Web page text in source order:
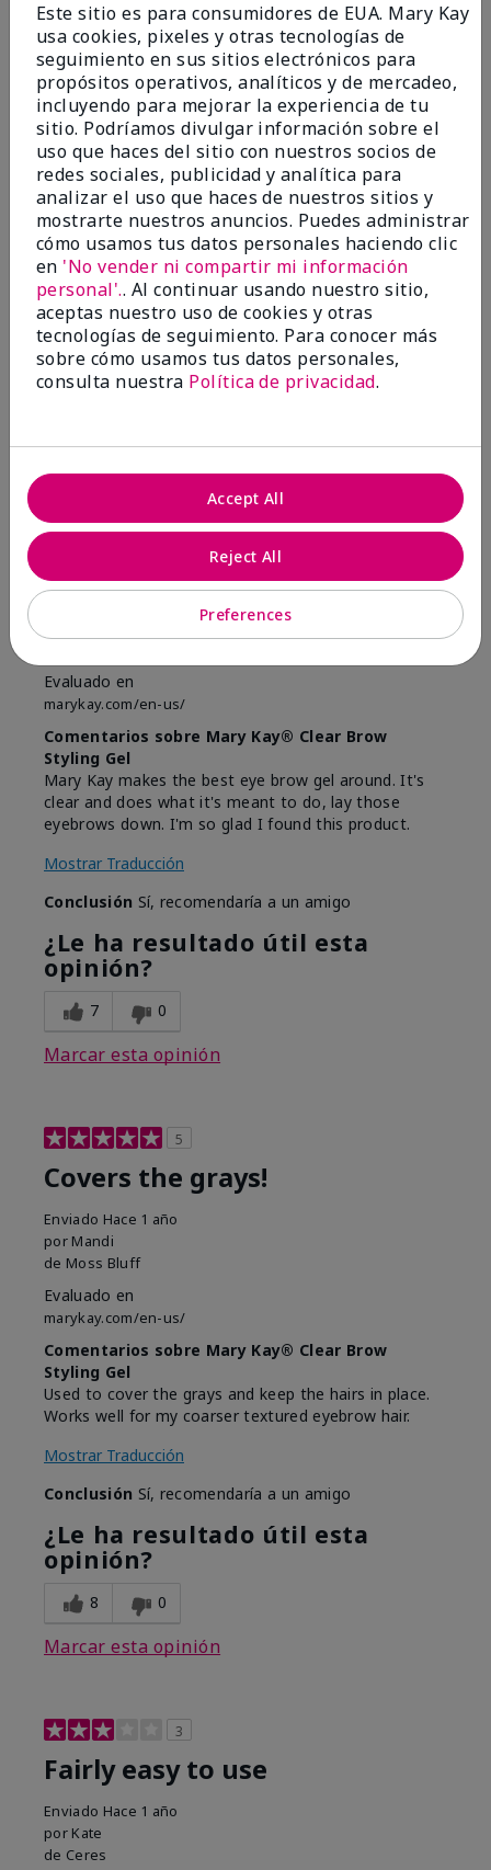
Evaluado en
marykay.com/en-us/
Comentarios sobre Mary Kay® Clear Brow
Styling Gel
The eyebrow gel is okay but it comes in a very small
size, I generally use a different brand and will
probably go back to that in the future.
Mostrar Traducción
ConclusiónNo, no recomendaría a un amigo
¿Le ha resultado útil esta
opinión?
8 0
Brow Gel
porTrace
Evaluado en
marykay.com/en-us/
Comentarios sobre Mary Kay® Clear Brow
Styling Gel
Mary Kay makes the best eye brow gel around. It's
clear and does what it's meant to do, lay those
eyebrows down. I'm so glad I found this product.
Mostrar Traducción
Conclusión Sí, recomendaría a un amigo
¿Le ha resultado útil esta
opinión?
7 0
Marcar esta opinión
5
Covers the grays!
Enviado Hace 1 año
por Mandi
de Moss Bluff
Evaluado en
marykay.com/en-us/
Comentarios sobre Mary Kay® Clear Brow
Styling Gel
Used to cover the grays and keep the hairs in place.
Works well for my coarser textured eyebrow hair.
Mostrar Traducción
Conclusión Sí, recomendaría a un amigo
¿Le ha resultado útil esta
opinión?
8 0
Marcar esta opinión
3
Fairly easy to use
Enviado Hace 1 año
por Kate
de Ceres
Este sitio es para consumidores de EUA. Mary Kay
usa cookies, pixeles y otras tecnologías de
seguimiento en sus sitios electrónicos para
propósitos operativos, analíticos y de mercadeo,
incluyendo para mejorar la experiencia de tu
sitio. Podríamos divulgar información sobre el
uso que haces del sitio con nuestros socios de
redes sociales, publicidad y analítica para
analizar el uso que haces de nuestros sitios y
mostrarte nuestros anuncios. Puedes administrar
cómo usamos tus datos personales haciendo clic
en 'No vender ni compartir mi información
personal'.. Al continuar usando nuestro sitio,
aceptas nuestro uso de cookies y otras
tecnologías de seguimiento. Para conocer más
sobre cómo usamos tus datos personales,
consulta nuestra Política de privacidad.
Preferences
Reject All
Accept All